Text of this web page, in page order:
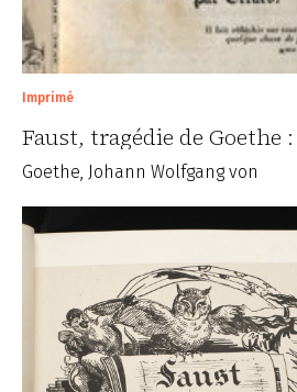
Imprimé
Faust, tragédie de Goethe
Goethe, Johann Wolfgang von